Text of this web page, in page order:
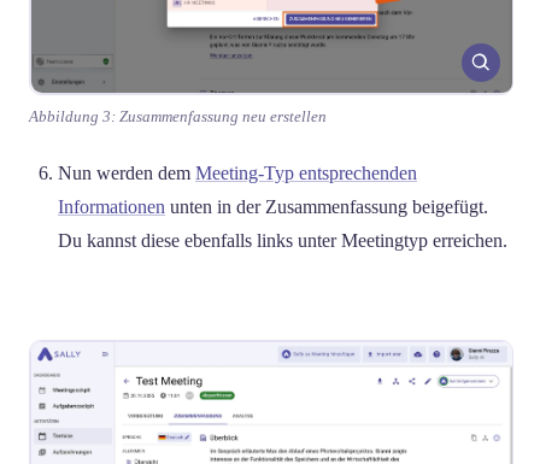
Abbildung 3: Zusammenfassung neu erstellen
Nun werden dem Meeting-Typ entsprechenden
Informationen unten in der Zusammenfassung beigefügt.
Du kannst diese ebenfalls links unter Meetingtyp erreichen.